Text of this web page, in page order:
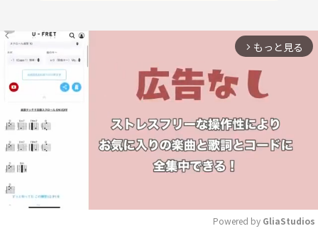
arrow_forward_ios もっと見る
Powered by GliaStudios